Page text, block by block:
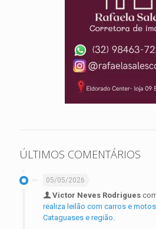
ÚLTIMOS COMENTÁRIOS
05/05/2026
Victor Neves Rodrigues
realiza leilão com carros e
Cataguases e região.